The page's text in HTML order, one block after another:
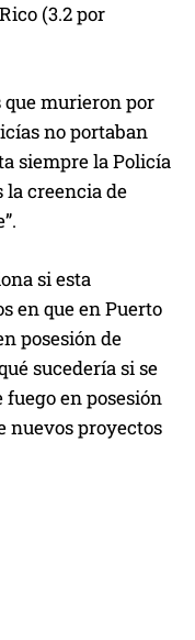
(3.2 por
que murieron por
no portaban
siempre la Policía
la creencia de
si esta
en que en Puerto
posesión de
sucedería si se
en posesión
nuevos proyectos